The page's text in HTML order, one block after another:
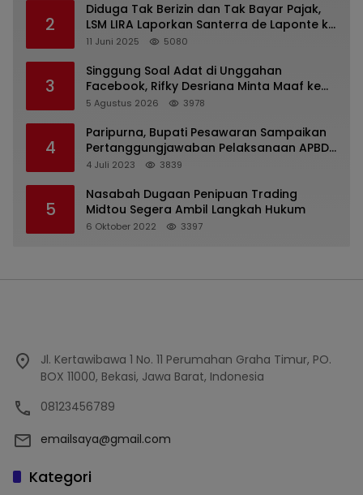
2
Diduga Tak Berizin dan Tak Bayar Pajak,
LSM LIRA Laporkan Santerra de Laponte ke
Kejaksaan Kota Batu
11 Juni 2025 5080
3
Singgung Soal Adat di Unggahan
Facebook, Rifky Desriana Minta Maaf ke
PDA dan Bupati Kubar
5 Agustus 2026 3978
4
Paripurna, Bupati Pesawaran Sampaikan
Pertanggungjawaban Pelaksanaan APBD
2022
4 Juli 2023 3839
5
Nasabah Dugaan Penipuan Trading
Midtou Segera Ambil Langkah Hukum
6 Oktober 2022 3397
Jl. Kertawibawa 1 No. 11 Perumahan Graha Timur, PO.
BOX 11000, Bekasi, Jawa Barat, Indonesia
08123456789
emailsaya@gmail.com
Kategori